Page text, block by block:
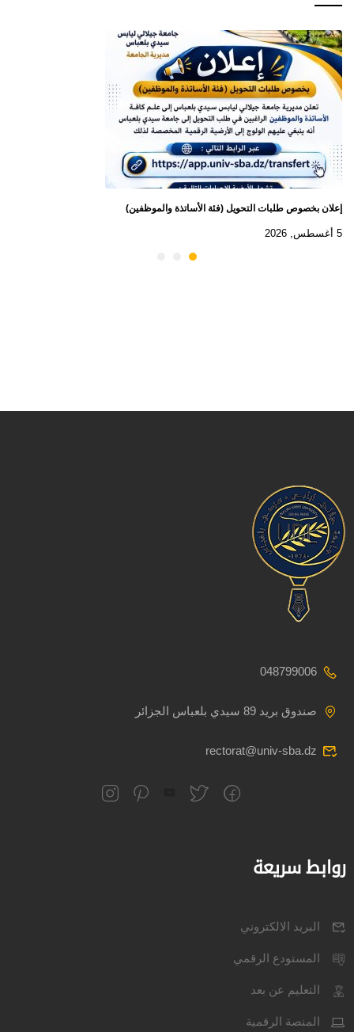
إعلان بخصوص طلبات التحويل (فئة الأساتذة والموظفين)
5 أغسطس, 2026
048799006
صندوق بريد 89 سيدي بلعباس الجزائر
rectorat@univ-sba.dz
روابط سريعة
البريد الالكتروني
المستودع الرقمي
التعليم عن بعد
المنصة الرقمية